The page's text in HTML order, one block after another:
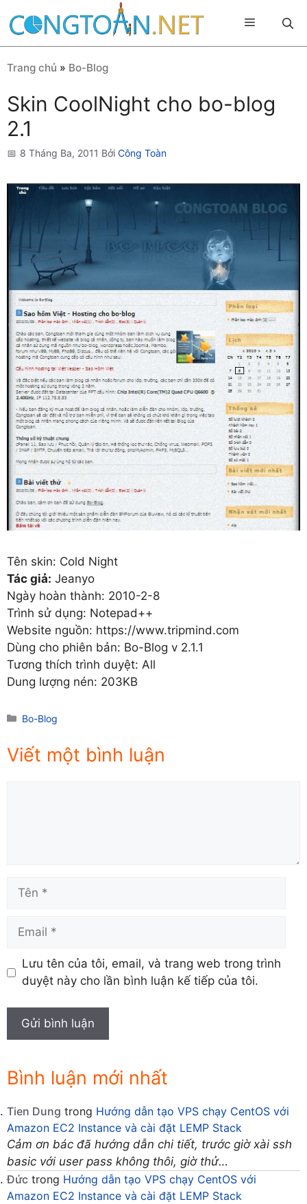
đến
Menu
Trang chủ » Bo-Blog
Skin CoolNight cho bo-blog
2.1
8 Tháng Ba, 2011 Bởi Công Toàn
Tên skin: Cold Night
Tác giả: Jeanyo
Ngày hoàn thành: 2010-2-8
Trình sử dụng: Notepad++
Website nguồn: https://www.tripmind.com
Dùng cho phiên bản: Bo-Blog v 2.1.1
Tương thích trình duyệt: All
Dung lượng nén: 203KB
Danh
Bo-Blog
Viết một bình luận
Tên
Email
Lưu tên của tôi, email, và trang web trong trình
duyệt này cho lần bình luận kế tiếp của tôi.
Bình luận mới nhất
Tien Dung trong Hướng dẫn tạo VPS chạy CentOS với
Amazon EC2 Instance và cài đặt LEMP Stack
Cảm ơn bác đã hướng dẫn chi tiết, trước giờ xài ssh
basic với user pass không thôi, giờ thử…
Đức trong Hướng dẫn tạo VPS chạy CentOS với
Amazon EC2 Instance và cài đặt LEMP Stack